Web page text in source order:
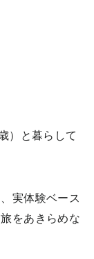
）と暮らして
実体験ベース
をあきらめな